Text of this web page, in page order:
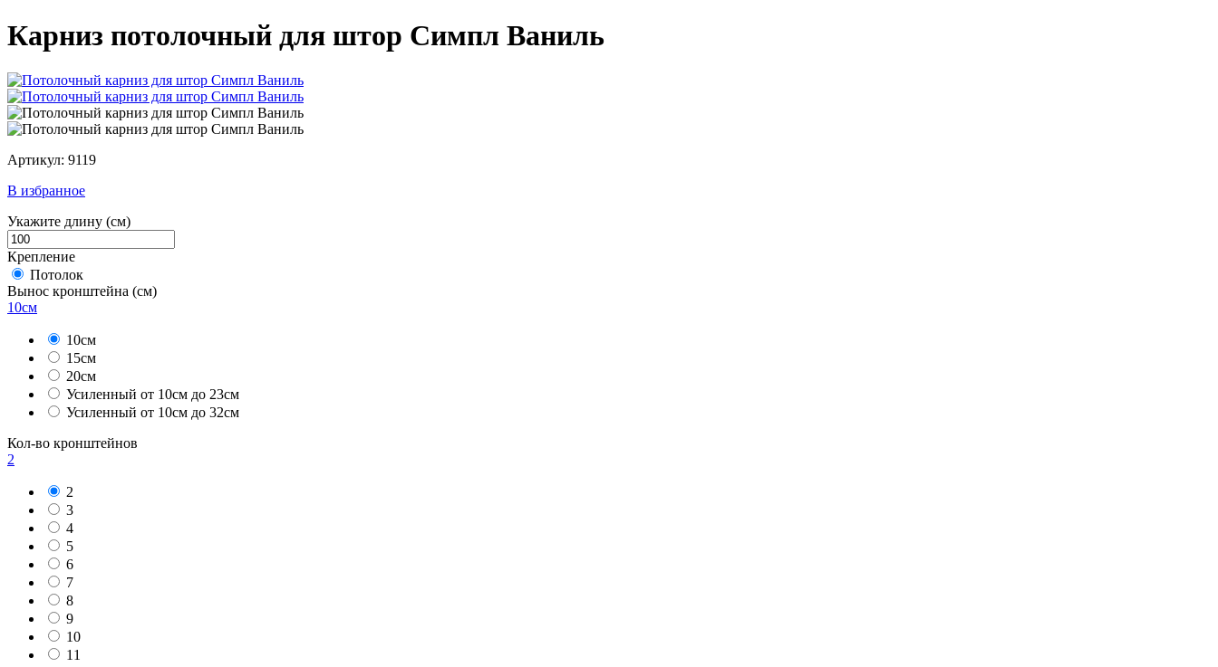
Карниз потолочный для штор Симпл Ваниль
Артикул: 9119
В избранное
Укажите длину (см)
Крепление
Потолок
Вынос кронштейна (см)
10см
10см
15см
20см
Усиленный от 10см до 23см
Усиленный от 10см до 32см
Кол-во кронштейнов
2
2
3
4
5
6
7
8
9
10
11